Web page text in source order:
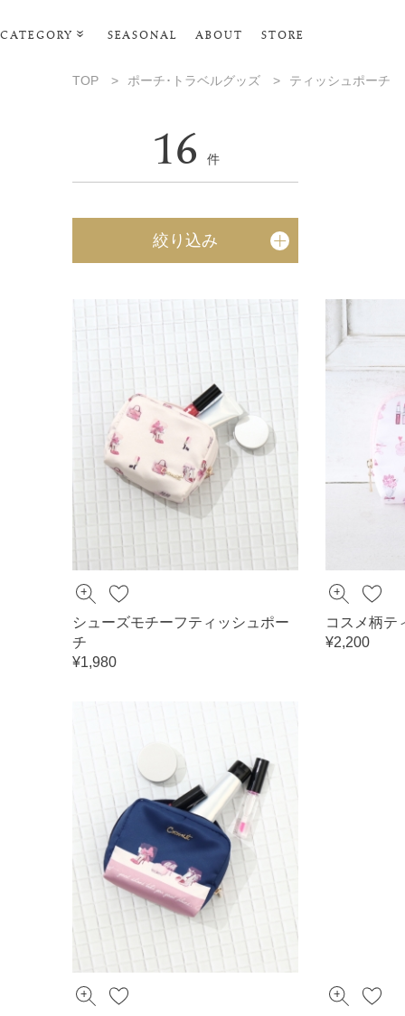
CATEGORY SEASONAL ABOUT STORE
ポーチ･トラベルグッズ
タオル・ヘアバンド
TOP > ポーチ･トラベルグッズ > ティッシュポーチ
16 件
絞り込み
シューズモチーフティッシュポー
チ
¥1,980
コスメ柄テ
¥2,200